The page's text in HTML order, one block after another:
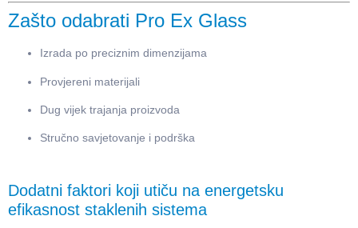
Zašto odabrati Pro Ex Glass
Izrada po preciznim dimenzijama
Provjereni materijali
Dug vijek trajanja proizvoda
Stručno savjetovanje i podrška
Dodatni faktori koji utiču na energetsku
efikasnost staklenih sistema